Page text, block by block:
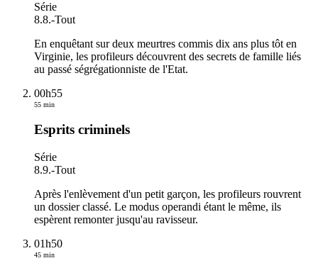
Série
8.8.-Tout
En enquêtant sur deux meurtres commis dix ans plus tôt en
Virginie, les profileurs découvrent des secrets de famille liés
au passé ségrégationniste de l'Etat.
00h55
55 min
Esprits criminels
Série
8.9.-Tout
Après l'enlèvement d'un petit garçon, les profileurs rouvrent
un dossier classé. Le modus operandi étant le même, ils
espèrent remonter jusqu'au ravisseur.
01h50
45 min